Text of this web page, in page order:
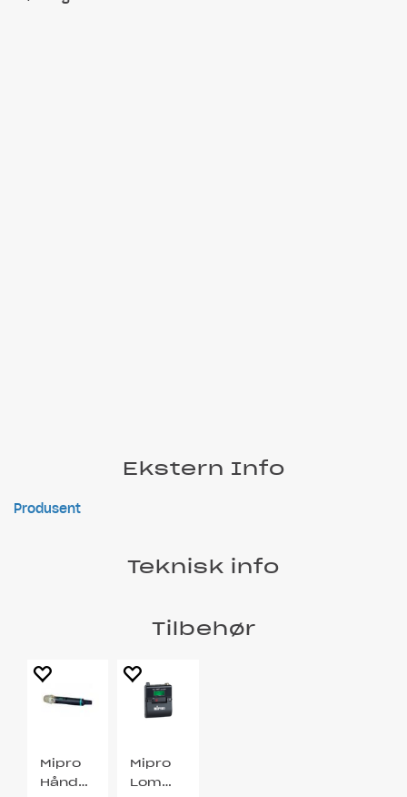
Ekstern Info
Produsent
Teknisk info
Tilbehør
Mipro
Håndsender
Mipro
Lommesender